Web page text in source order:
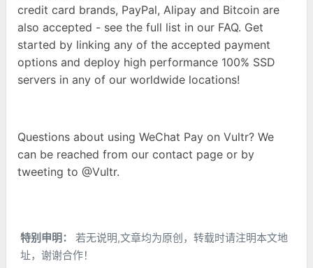
credit card brands, PayPal, Alipay and Bitcoin are
also accepted - see the full list in our FAQ. Get
started by linking any of the accepted payment
options and deploy high performance 100% SSD
servers in any of our worldwide locations!
Questions about using WeChat Pay on Vultr? We
can be reached from our contact page or by
tweeting to @Vultr.
特别申明：
若无说明,文章均为原创，转载时请注明本文地
址，谢谢合作！